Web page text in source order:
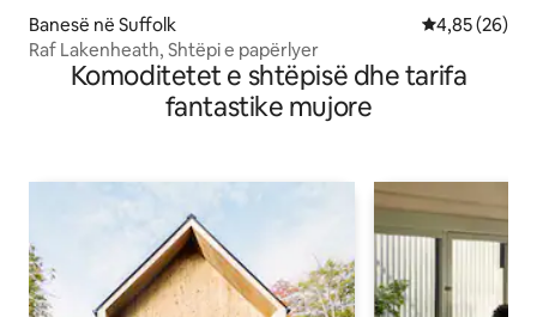
Banesë në Suffolk Vlerësimi
4,85 (26)
Raf Lakenheath, Shtëpi e papërlyer
Komoditetet e shtëpisë dhe tarifa
fantastike mujore